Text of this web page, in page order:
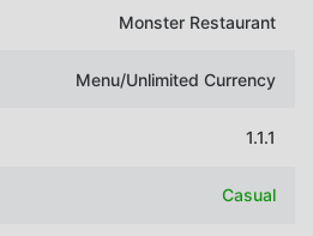
Monster Restaurant
Menu/Unlimited Currency
1.1.1
Casual